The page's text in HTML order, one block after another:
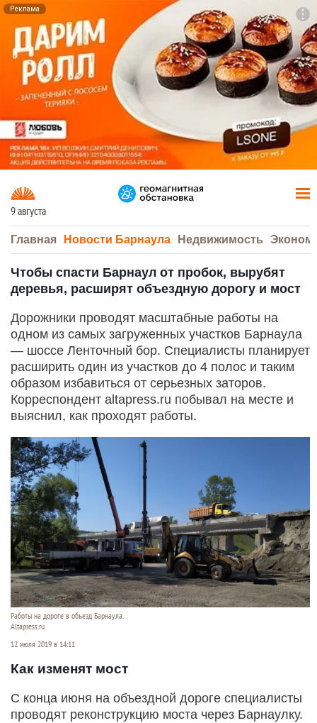
Реклама
9 августа
Главная Новости Барнаула Недвижимость
Чтобы спасти Барнаул от пробок, вырубят
деревья, расширят объездную дорогу и мост
Дорожники проводят масштабные работы на
одном из самых загруженных участков Барнаула
— шоссе Ленточный бор. Специалисты планирует
расширить один из участков до 4 полос и таким
образом избавиться от серьезных заторов.
Корреспондент altapress.ru побывал на месте и
выяснил, как проходят работы.
Работы на дороге в объезд Барнаула.
Altapress.ru
12 июля 2019 в 14:11
Как изменят мост
С конца июня на объездной дороге специалисты
проводят реконструкцию моста через Барнаулку.